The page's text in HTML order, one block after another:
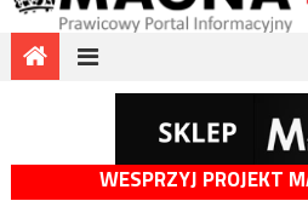
WESPRZYJ PROJEKT